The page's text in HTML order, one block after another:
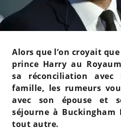
Alors que l’on croyait
prince Harry au
sa réconciliation avec
famille, les rumeurs
avec son épouse et
séjourne à Buckingham
tout autre.